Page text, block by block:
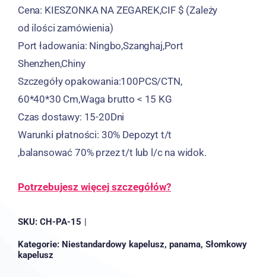
Cena: KIESZONKA NA ZEGAREK,CIF $ (Zależy
od ilości zamówienia)
Port ładowania: Ningbo,Szanghaj,Port
Shenzhen,Chiny
Szczegóły opakowania:100PCS/CTN,
60*40*30 Cm,Waga brutto < 15 KG
Czas dostawy: 15-20Dni
Warunki płatności: 30% Depozyt t/t
,balansować 70% przez t/t lub l/c na widok.
Potrzebujesz więcej szczegółów?
SKU: CH-PA-15 |
Kategorie: Niestandardowy kapelusz, panama, Słomkowy
kapelusz